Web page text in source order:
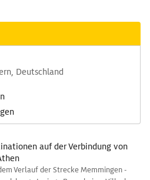
Deutschland
auf der Verbindung von
Verlauf der Strecke Memmingen -